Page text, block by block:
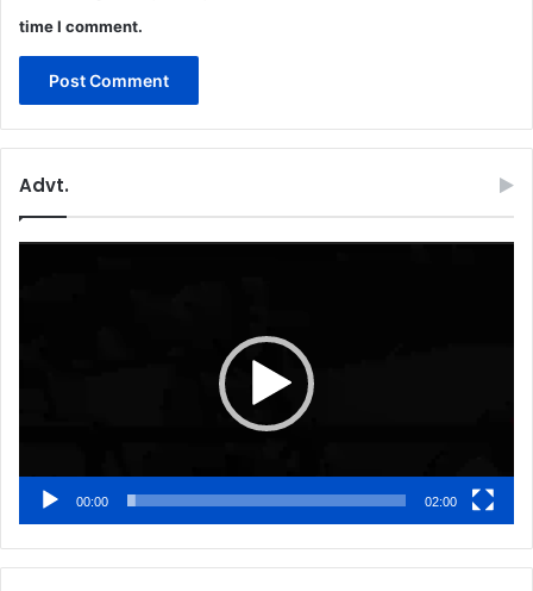
time I comment.
Advt.
00:00 02:00